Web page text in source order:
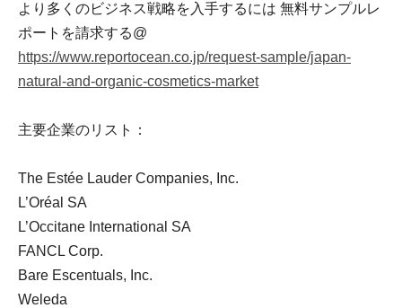
より多くのビジネス戦略を入手するには 無料サンプルレ
ポートを請求する@
https://www.reportocean.co.jp/request-sample/japan-
natural-and-organic-cosmetics-market
主要企業のリスト：
The Estée Lauder Companies, Inc.
L’Oréal SA
L’Occitane International SA
FANCL Corp.
Bare Escentuals, Inc.
Weleda